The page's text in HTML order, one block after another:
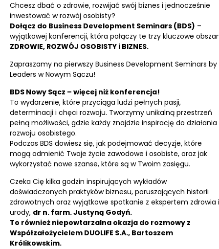
Chcesz dbać o zdrowie, rozwijać swój biznes i jednocześnie
inwestować w rozwój osobisty?
Dołącz do Business Development Seminars (BDS) –
wyjątkowej konferencji, która połączy te trzy kluczowe
ZDROWIE, ROZWÓJ OSOBISTY i BIZNES.
Zapraszamy na pierwszy Business Development Seminars by
Leaders w Nowym Sączu!
BDS Nowy Sącz – więcej niż konferencja!
To wydarzenie, które przyciąga ludzi pełnych pasji,
determinacji i chęci rozwoju. Tworzymy unikalną przestrzeń
pełną możliwości, gdzie każdy znajdzie inspirację do działania
rozwoju osobistego.
Podczas BDS dowiesz się, jak podejmować decyzje, które
mogą odmienić Twoje życie zawodowe i osobiste, oraz jak
wykorzystać nowe szanse, które są w Twoim zasięgu.
Czeka Cię kilka godzin inspirujących wykładów
doświadczonych praktyków biznesu, poruszających historii
zdrowotnych oraz wyjątkowe spotkanie z ekspertem zdrowia i
urody, dr n. farm. Justyną Godyń.
To również niepowtarzalna okazja do rozmowy z
Współzałożycielem DUOLIFE S.A., Bartoszem
Królikowskim.